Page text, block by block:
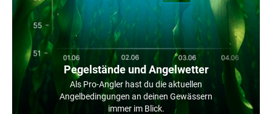
Pegelstände und Angelwetter
Als Pro-Angler hast du die aktuellen
Angelbedingungen an deinen Gewässern
immer im Blick.